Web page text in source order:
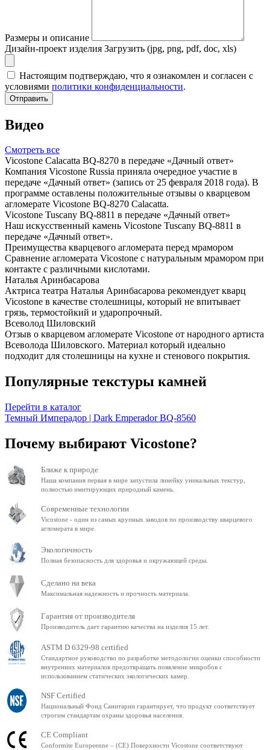
Размеры и описание
Дизайн-проект изделия Загрузить (jpg, png, pdf, doc, xls)
Настоящим подтверждаю, что я ознакомлен и согласен с
условиями политики конфиденциальности.
Отправить
Видео
Смотреть все
Vicostone Calacatta BQ-8270 в передаче «Дачный ответ»
Компания Vicostone Russia приняла очередное участие в
передаче «Дачный ответ» (запись от 25 февраля 2018 года). В
программе оставлены положительные отзывы о кварцевом
агломерате Vicostone BQ-8270 Calacatta.
Vicostone Tuscany BQ-8811 в передаче «Дачный ответ»
Наш искусственный камень Vicostone Tuscany BQ-8811 в
передаче «Дачный ответ».
Преимущества кварцевого агломерата перед мрамором
Сравнение агломерата Vicostone с натуральным мрамором при
контакте с различными кислотами.
Наталья Аринбасарова
Актриса театра Наталья Аринбасарова рекомендует кварц
Vicostone в качестве столешницы, который не впитывает
грязь, термостойкий и ударопрочный.
Всеволод Шиловский
Отзыв о кварцевом агломерате Vicostone от народного артиста
Всеволода Шиловского. Материал который идеально
подходит для столешницы на кухне и стенового покрытия.
Популярные текстуры камней
Перейти в каталог
Темный Имперадор | Dark Emperador BQ-8560
Почему выбирают Vicostone?
Ближе к природе
Наша компания первая в мире запустила линейку уникальных текстур,
полностью имитирующих природный камень.
Современные технологии
Vicostone - один из самых крупных заводов по производству кварцевого
агломерата в мире.
Экологичность
Полная безопасность для здоровья и окружающей среды.
Сделано на века
Максимальная надежность и прочность материала.
Гарантия от производителя
Производитель дает гарантию качества на изделия 15 лет.
ASTM D 6329-98 certified
Стандартное руководство по разработке методологии оценки способности
внутренних материалов предотвращать появление микробов с
использованием статических экологических камер.
NSF Certified
Национальный Фонд Санитарии гарантирует, что продукт соответствует
строгим стандартам охраны здоровья населения.
CE Compliant
Conformite Europeenne – (CE) Поверхности Vicostone соответствуют